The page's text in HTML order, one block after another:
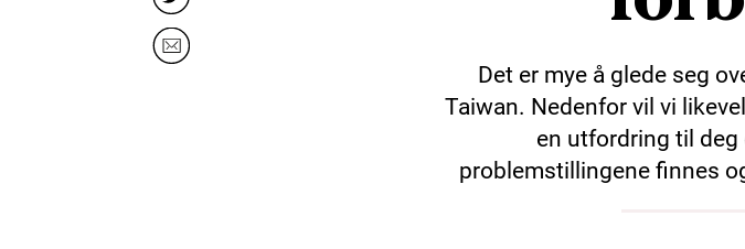
Det er mye å glede seg
Taiwan. Nedenfor vil vi
en utfordring til deg
problemstillingene finnes